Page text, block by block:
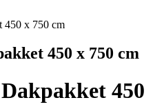
450 x 750 cm
450 x 750 cm
450